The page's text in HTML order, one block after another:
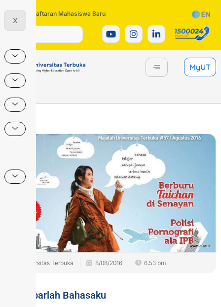
Pendaftaran Mahasiswa Baru
X
MyUT
Universitas Terbuka 8/08/2016 6:53 pm
Berkibarlah Bahasaku